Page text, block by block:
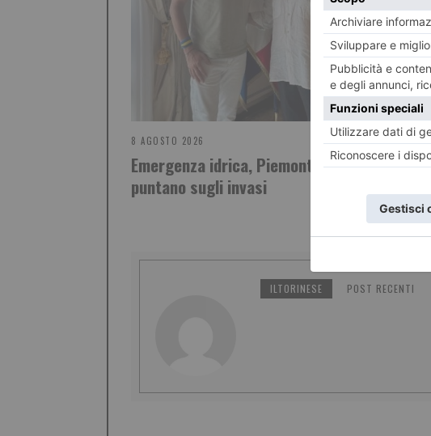
8 AGOSTO 2026
Emergenza idrica, Piemonte e Liguria
puntano sugli invasi
8
ILTORINESE POST RECENTI